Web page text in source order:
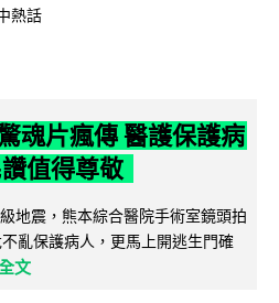
熱話
魂片瘋傳 醫護保護病
值得尊敬
地震，熊本綜合醫院手術室鏡頭拍
亂保護病人，更馬上開逃生門確
文